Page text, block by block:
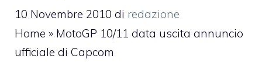
10 Novembre 2010 di redazione
Home » MotoGP 10/11 data uscita annuncio
ufficiale di Capcom